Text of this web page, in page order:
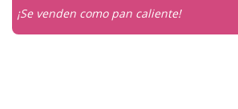
¡Se venden como pan caliente!